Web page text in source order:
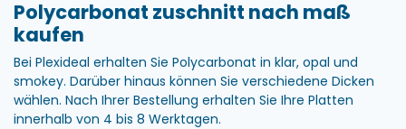
Polycarbonat zuschnitt nach maß
kaufen
Bei Plexideal erhalten Sie Polycarbonat in klar, opal und
smokey. Darüber hinaus können Sie verschiedene Dicken
wählen. Nach Ihrer Bestellung erhalten Sie Ihre Platten
innerhalb von 4 bis 8 Werktagen.